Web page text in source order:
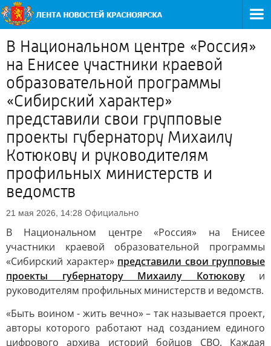
В Национальном центре «Россия»
на Енисее участники краевой
образовательной программы
«Сибирский характер»
представили свои групповые
проекты губернатору Михаилу
Котюкову и руководителям
профильных министерств и
ведомств
21 мая 2026, 14:28 Официально
В Национальном центре «Россия» на Енисее
участники краевой образовательной программы
«Сибирский характер» представили свои групповые
проекты губернатору Михаилу Котюковуи
руководителям профильных министерств и ведомств.
«Быть воином - жить вечно» – так называется проект,
авторы которого работают над созданием единого
цифрового архива историй бойцов СВО. Каждая